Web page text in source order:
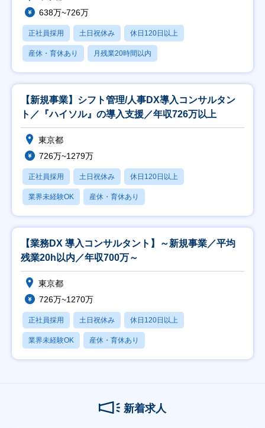
638万~726万
正社員採用 土日祝休み 休日120日以上
産休・育休あり 月残業20時間以内
【新規事業】シフト管理/人事DX導入コンサルタン
ト／『ハイソル』の導入支援／年収726万以上
東京都
726万~1279万
正社員採用 土日祝休み 休日120日以上
業界未経験OK 産休・育休あり
【業務DX 導入コンサルタント】～新規事業／平均
残業20h以内／年収700万～
東京都
726万~1270万
正社員採用 土日祝休み 休日120日以上
業界未経験OK 産休・育休あり
新着求人